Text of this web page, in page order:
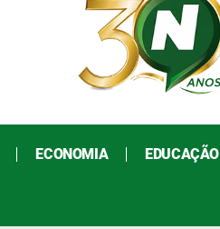
ECONOMIA EDUCAÇÃO